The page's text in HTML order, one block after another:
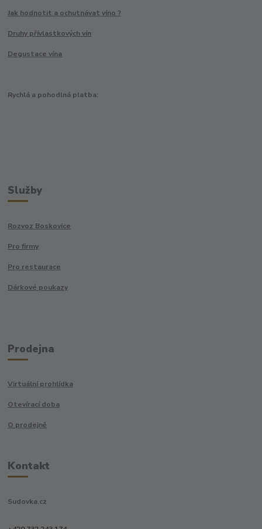
Jak hodnotit a ochutnávat víno ?
Druhy přívlastkových vín
Degustace vína
Rychlá a pohodlná platba:
Služby
Rozvoz Boskovice
Pro firmy
Pro restaurace
Dárkové poukazy
Prodejna
Virtuální prohlídka
Otevírací doba
O prodejně
Kontakt
Sudovka.cz